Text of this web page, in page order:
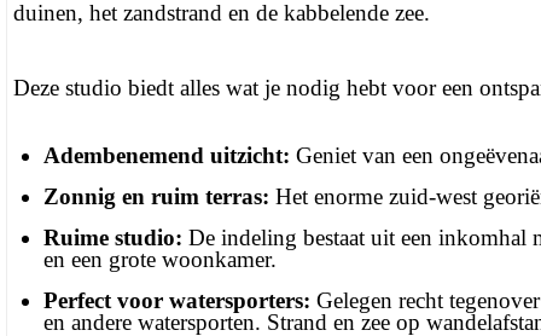
duinen, het zandstrand en de kabbelende zee.
Deze studio biedt alles wat je nodig hebt voor een
Adembenemend uitzicht: Geniet van een
Zonnig en ruim terras: Het enorme zuid-west
Ruime studio: De indeling bestaat uit een inkomhal
en een grote woonkamer.
Perfect voor watersporters: Gelegen recht
en andere watersporten. Strand en zee op